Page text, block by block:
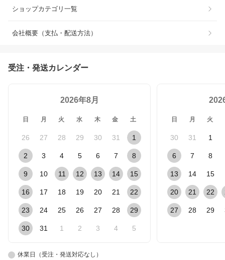
ショップカテゴリ一覧
会社概要（支払・配送方法）
受注・発送カレンダー
2026年8月
日 月 火 水 木 金 土
26 27 28 29 30 31 1
2 3 4 5 6 7 8
9 10 11 12 13 14 15
16 17 18 19 20 21 22
23 24 25 26 27 28 29
30 31 1 2 3 4 5
日 月 火
30 31 1
6 7 8
13 14 15
20 21 22
27 28 29
休業日（受注・発送対応なし）